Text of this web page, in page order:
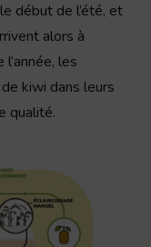
début de l’été, et
alors à
les
kiwi dans leurs
qualité.